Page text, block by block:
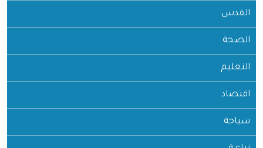
القدس
الصحة
التعليم
اقتصاد
سياحة